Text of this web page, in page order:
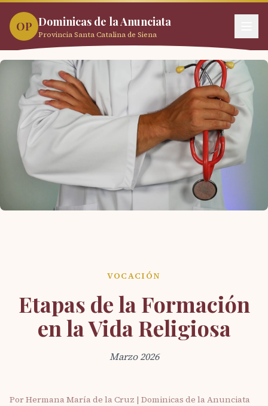
OP Dominicas de la Anunciata
Provincia Santa Catalina de Siena
VOCACIÓN
Etapas de la Formación
en la Vida Religiosa
Marzo 2026
Por Hermana María de la Cruz | Dominicas de la Anunciata